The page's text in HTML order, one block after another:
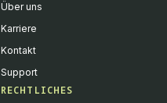
Über uns
Karriere
Kontakt
Support
RECHTLICHES